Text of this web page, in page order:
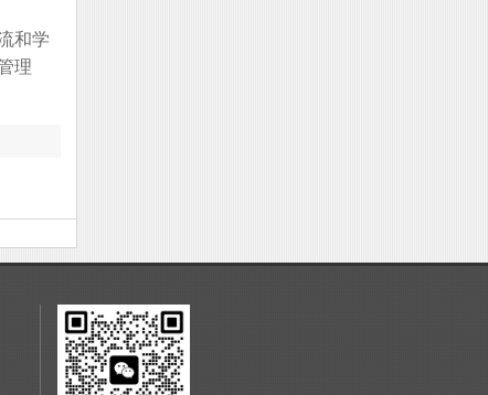
和学
理